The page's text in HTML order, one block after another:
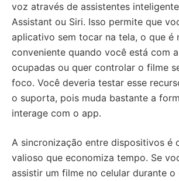
voz através de assistentes
Assistant ou Siri. Isso permite que
aplicativo sem tocar na tela, o que é
conveniente quando você está com
ocupadas ou quer controlar o filme
foco. Você deveria testar esse
o suporta, pois muda bastante a
interage com o app.
A sincronização entre dispositivos é
valioso que economiza tempo. Se
assistir um filme no celular durante o